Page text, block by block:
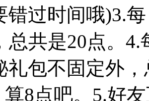
错过时间哦)3.
总共是20点。
礼包不固定外
算8点吧。5.好